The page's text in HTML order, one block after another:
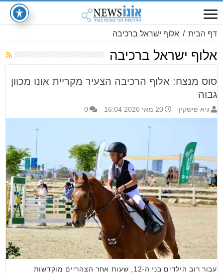
דף הבית / אלוף ישראל ברכיבה
אלוף ישראל ברכיבה
סוס מנצח: אלוף הרכיבה הצעיר מקריית אונו מכוון
גבוה
גיא פישקין 20 מאי 2026 16:04 0
עבור רוב הילדים בני ה-12, שעות אחר הצהריים מוקדשות